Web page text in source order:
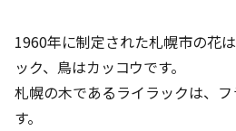
1960年に制定された札幌市の花
ック、鳥はカッコウです。
札幌の木であるライラックは、
す。